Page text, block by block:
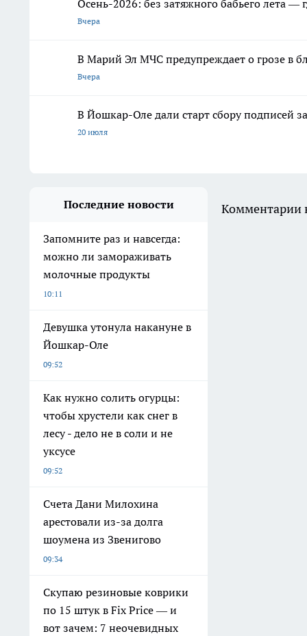
Осень-2026: без затяжного бабьего лета —
Вчера
В Марий Эл МЧС предупреждает о грозе в
Вчера
В Йошкар-Оле дали старт сбору подписей
20 июля
Последние новости
Запомните раз и навсегда:
можно ли замораживать
молочные продукты
10:11
Девушка утонула накануне в
Йошкар-Оле
09:52
Как нужно солить огурцы:
чтобы хрустели как снег в
лесу - дело не в соли и не
уксусе
09:52
Счета Дани Милохина
арестовали из-за долга
шоумена из Звенигово
09:34
Скупаю резиновые коврики
по 15 штук в Fix Price — и
вот зачем: 7 неочевидных
Комментарии